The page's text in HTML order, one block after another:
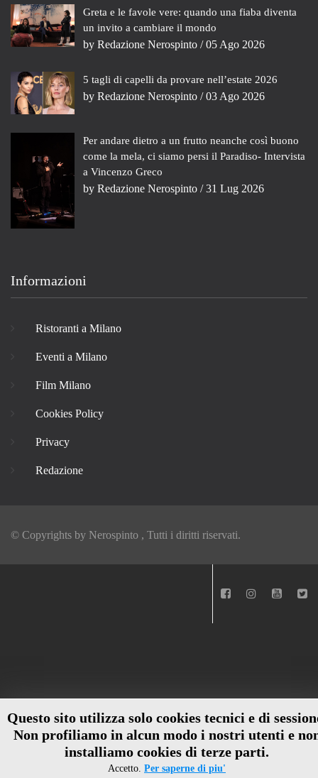
Questo sito utilizza solo cookies tecnici e di
Non profiliamo in alcun modo i nostri utenti e
installiamo cookies di terze parti.
Accetto. Per saperne di piu'
Greta e le favole vere: quando una fiaba diventa
un invito a cambiare il mondo
by Redazione Nerospinto / 05 Ago 2026
5 tagli di capelli da provare nell’estate 2026
by Redazione Nerospinto / 03 Ago 2026
Per andare dietro a un frutto neanche così buono
come la mela, ci siamo persi il Paradiso- Intervista
a Vincenzo Greco
by Redazione Nerospinto / 31 Lug 2026
Informazioni
Ristoranti a Milano
Eventi a Milano
Film Milano
Cookies Policy
Privacy
Redazione
© Copyrights by Nerospinto , Tutti i diritti riservati.